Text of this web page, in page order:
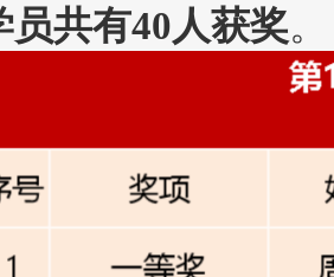
员共有40人获奖。